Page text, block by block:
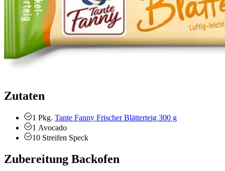
Zutaten
1 Pkg. Tante Fanny Frischer Blätterteig 300 g
1 Avocado
10 Streifen Speck
Zubereitung Backofen